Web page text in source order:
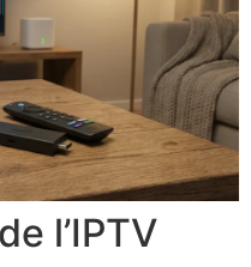
l’IPTV